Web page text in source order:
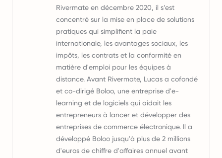
Rivermate en décembre 2020, il s’est
concentré sur la mise en place de solutions
pratiques qui simplifient la paie
internationale, les avantages sociaux, les
impôts, les contrats et la conformité en
matière d'emploi pour les équipes à
distance. Avant Rivermate, Lucas a cofondé
et co-dirigé Boloo, une entreprise d'e-
learning et de logiciels qui aidait les
entrepreneurs à lancer et développer des
entreprises de commerce électronique. Il a
développé Boloo jusqu'à plus de 2 millions
d'euros de chiffre d'affaires annuel avant